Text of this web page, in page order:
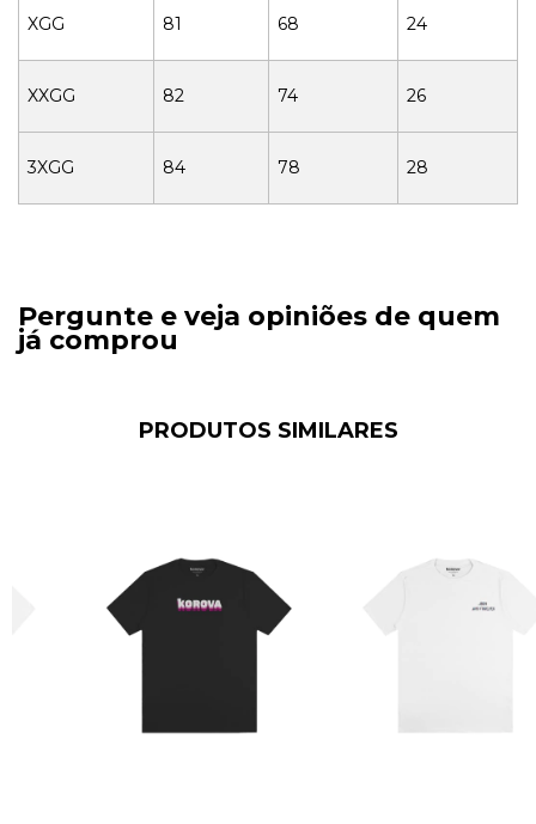
XGG 81 68 24
XXGG 82 74 26
3XGG 84 78 28
Pergunte e veja opiniões de quem
já comprou
PRODUTOS SIMILARES